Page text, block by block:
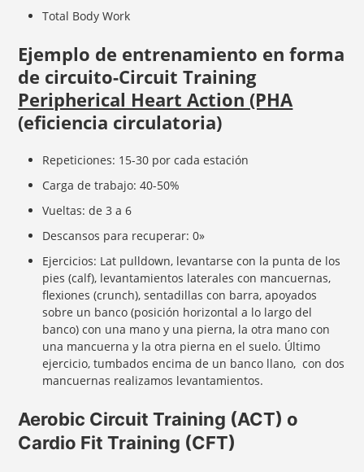
Total Body Work
Ejemplo de entrenamiento en forma
de circuito-Circuit Training
Peripherical Heart Action (PHA
(eficiencia circulatoria)
Repeticiones: 15-30 por cada estación
Carga de trabajo: 40-50%
Vueltas: de 3 a 6
Descansos para recuperar: 0»
Ejercicios: Lat pulldown, levantarse con la punta de los
pies (calf), levantamientos laterales con mancuernas,
flexiones (crunch), sentadillas con barra, apoyados
sobre un banco (posición horizontal a lo largo del
banco) con una mano y una pierna, la otra mano con
una mancuerna y la otra pierna en el suelo. Último
ejercicio, tumbados encima de un banco llano, con dos
mancuernas realizamos levantamientos.
Aerobic Circuit Training (ACT) o
Cardio Fit Training (CFT)